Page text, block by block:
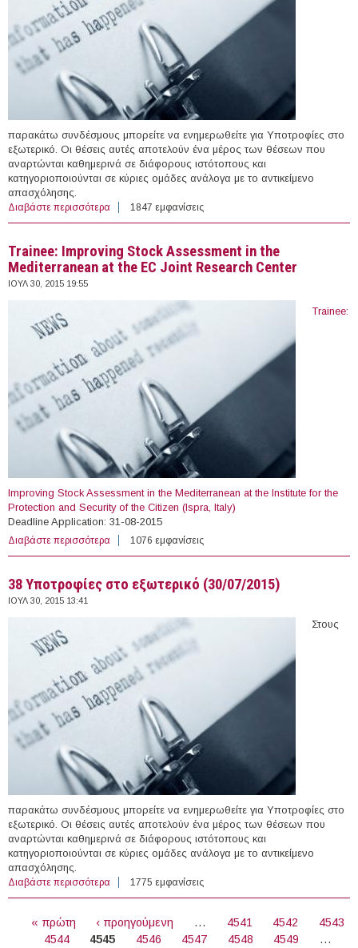
παρακάτω συνδέσμους μπορείτε να ενημερωθείτε για Υποτροφίες στο
εξωτερικό. Οι θέσεις αυτές αποτελούν ένα μέρος των θέσεων που
αναρτώνται καθημερινά σε διάφορους ιστότοπους και
κατηγοριοποιούνται σε κύριες ομάδες ανάλογα με το αντικείμενο
απασχόλησης.
Διαβάστε περισσότερα για 27 Υποτροφίες στο εξωτερικό (31/07/2015)
1847 εμφανίσεις
Trainee: Improving Stock Assessment in the
Mediterranean at the EC Joint Research Center
ΙΟΥΛ 30, 2015 19:55
Trainee:
Improving Stock Assessment in the Mediterranean at the Institute for the
Protection and Security of the Citizen (Ispra, Italy)
Deadline Application: 31-08-2015
Διαβάστε περισσότερα για Trainee: Improving Stock Assessment in the
Mediterranean at the EC Joint Research Center
1076 εμφανίσεις
38 Υποτροφίες στο εξωτερικό (30/07/2015)
ΙΟΥΛ 30, 2015 13:41
Στους
παρακάτω συνδέσμους μπορείτε να ενημερωθείτε για Υποτροφίες στο
εξωτερικό. Οι θέσεις αυτές αποτελούν ένα μέρος των θέσεων που
αναρτώνται καθημερινά σε διάφορους ιστότοπους και
κατηγοριοποιούνται σε κύριες ομάδες ανάλογα με το αντικείμενο
απασχόλησης.
Διαβάστε περισσότερα για 38 Υποτροφίες στο εξωτερικό (30/07/2015)
1775 εμφανίσεις
« πρώτη ‹ προηγούμενη … 4541 4542
4543
4544
4545 4546 4547 4548 4549
…